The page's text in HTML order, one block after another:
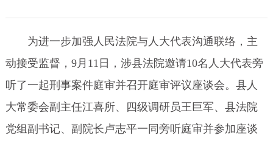
为进一步加强人民法院与人大代表沟通联络，主
动接受监督，9月11日，涉县法院邀请10名人大代表旁
听了一起刑事案件庭审并召开庭审评议座谈会。县人
大常委会副主任江喜所、四级调研员王巨军、县法院
党组副书记、副院长卢志平一同旁听庭审并参加座谈